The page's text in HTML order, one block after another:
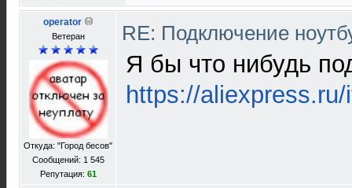
operator
Ветеран
Откуда: "Город бесов"
Сообщений: 1 545
Репутация: 61
RE: Подключение
Я бы что нибудь
https://